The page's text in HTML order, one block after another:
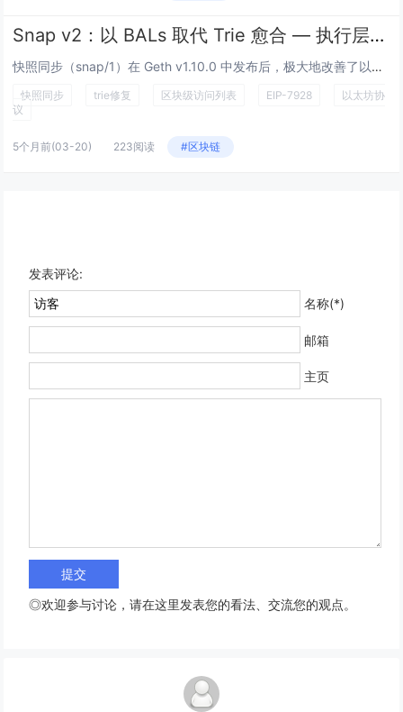
Snap v2：以 BALs 取代 Trie 愈合 — 执行层研究
快照同步（snap/1）在 Geth v1.10.0 中发布后，极大地改善了以太坊节点的同步。但它有一个众所周知的阿喀琉...
快照同步 trie修复 区块级访问列表 EIP-7928
以太坊协
议
5个月前(03-20) 223阅读 #区块链
发表评论:
名称(*)
邮箱
主页
◎欢迎参与讨论，请在这里发表您的看法、交流您的观点。